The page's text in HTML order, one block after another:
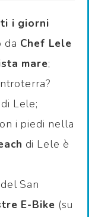
i giorni
da Chef Lele
mare;
Lele;
i piedi nella
di Lele è
San
E-Bike (su